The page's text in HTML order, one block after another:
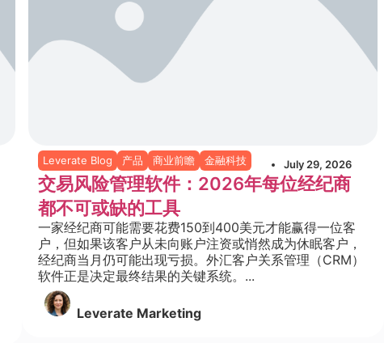
Leverate Blog 产品 商业前瞻 金融科技 July 29, 2026
交易风险管理软件：2026年每位经纪商
都不可或缺的工具
一家经纪商可能需要花费150到400美元才能赢得一位客
户，但如果该客户从未向账户注资或悄然成为休眠客户，
经纪商当月仍可能出现亏损。外汇客户关系管理（CRM）
软件正是决定最终结果的关键系统。...
Leverate Marketing